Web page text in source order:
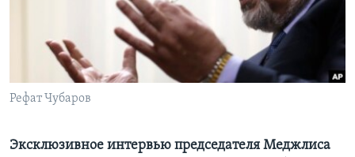
СОЦИАЛЬНЫЕ СЕТИ
Языки
Рефат Чубаров
Эксклюзивное интервью председателя Меджлиса